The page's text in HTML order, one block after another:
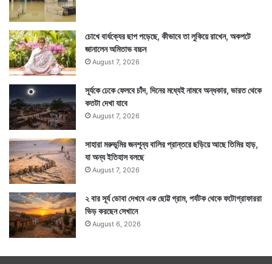
চোখে বার্ধক্যের ছাপ পড়েছে, কীভাবে তা লুকিয়ে রাখেন, অকপটে
জানালেন অমিতাভ বচ্চন
August 7, 2026
সূর্যকে ঢেকে ফেলবে চাঁদ, দিনের মধ্যেই নামবে অন্ধকার, ভারত থেকে
কতটা দেখা যাবে
August 7, 2026
সাহারা মরুভূমির জনশূন্য বালির প্রান্তরে ছড়িয়ে আছে তিমির হাড়,
যা অন্য ইতিহাস বলছে
August 7, 2026
২ বার সূর্য ডোবা দেখবে এক ছোট্ট গ্রাম, পর্যটক থেকে ফটোগ্রাফাররা
ভিড় করছেন সেখানে
August 6, 2026